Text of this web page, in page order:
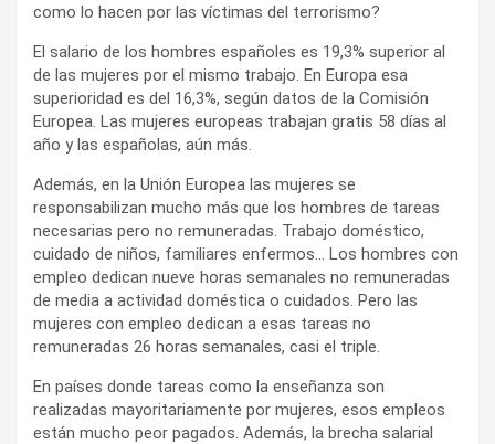
como lo hacen por las víctimas del terrorismo?
El salario de los hombres españoles es 19,3% superior al
de las mujeres por el mismo trabajo. En Europa esa
superioridad es del 16,3%, según datos de la Comisión
Europea. Las mujeres europeas trabajan gratis 58 días al
año y las españolas, aún más.
Además, en la Unión Europea las mujeres se
responsabilizan mucho más que los hombres de tareas
necesarias pero no remuneradas. Trabajo doméstico,
cuidado de niños, familiares enfermos… Los hombres con
empleo dedican nueve horas semanales no remuneradas
de media a actividad doméstica o cuidados. Pero las
mujeres con empleo dedican a esas tareas no
remuneradas 26 horas semanales, casi el triple.
En países donde tareas como la enseñanza son
realizadas mayoritariamente por mujeres, esos empleos
están mucho peor pagados. Además, la brecha salarial